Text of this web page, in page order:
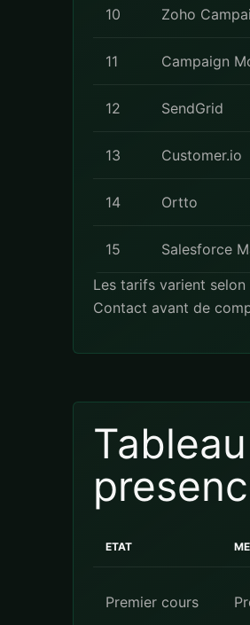
10 Zoho
11 Campaign
12 SendGrid
13 Customer.io
14 Ortto
15 Salesforce
Les tarifs varient
Contact avant de
ETAT
Premier cours